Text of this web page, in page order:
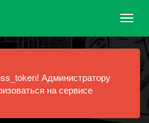
Администратору
на сервисе